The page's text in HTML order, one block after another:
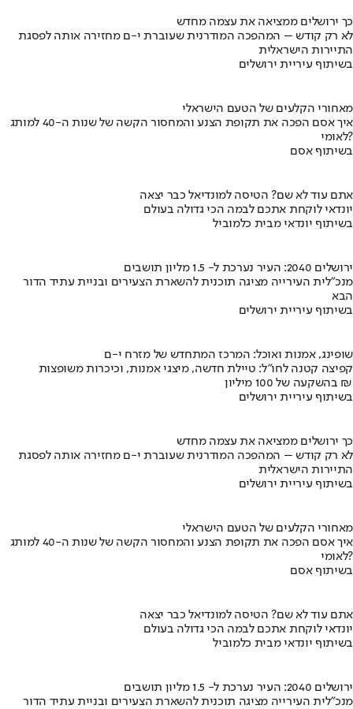
כך ירושלים ממציאה את עצמה מחדש
לא רק קודש – המהפכה המודרנית שעוברת י-ם מחזירה אותה לפסגת
התיירות הישראלית
בשיתוף עיריית ירושלים
מאחורי הקלעים של הטעם הישראלי
איך אסם הפכה את תקופת הצנע והמחסור הקשה של שנות ה-40 למותג
לאומי?
בשיתוף אסם
אתם עוד לא שם? הטיסה למונדיאל כבר יצאה
יונדאי לוקחת אתכם לבמה הכי גדולה בעולם
בשיתוף יונדאי מבית כלמוביל
ירושלים 2040: העיר נערכת ל- 1.5 מליון תושבים
מנכ"לית העירייה מציגה תוכנית להשארת הצעירים ובניית עתיד הדור
הבא
בשיתוף עיריית ירושלים
שופינג, אמנות ואוכל: המרכז המתחדש של מזרח י-ם
קפיצה קטנה לחו"ל: טיילת חדשה, מיצגי אמנות, וכיכרות משופצות
בהשקעה של 100 מיליון ₪
בשיתוף עיריית ירושלים
כך ירושלים ממציאה את עצמה מחדש
לא רק קודש – המהפכה המודרנית שעוברת י-ם מחזירה אותה לפסגת
התיירות הישראלית
בשיתוף עיריית ירושלים
מאחורי הקלעים של הטעם הישראלי
איך אסם הפכה את תקופת הצנע והמחסור הקשה של שנות ה-40 למותג
לאומי?
בשיתוף אסם
אתם עוד לא שם? הטיסה למונדיאל כבר יצאה
יונדאי לוקחת אתכם לבמה הכי גדולה בעולם
בשיתוף יונדאי מבית כלמוביל
ירושלים 2040: העיר נערכת ל- 1.5 מליון תושבים
מנכ"לית העירייה מציגה תוכנית להשארת הצעירים ובניית עתיד הדור